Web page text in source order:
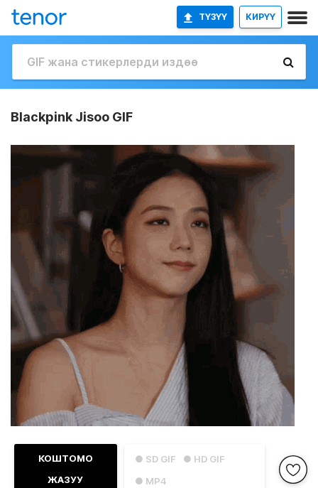
ТҮЗҮҮ КИРҮҮ
Blackpink Jisoo GIF
● SD GIF
● HD GIF
● MP4
КОШТОМО
ЖАЗУУ